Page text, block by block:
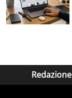
Redazione